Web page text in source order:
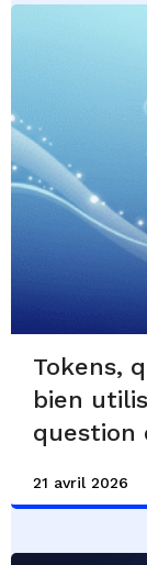
Tokens,
bien
question
21 avril 2026